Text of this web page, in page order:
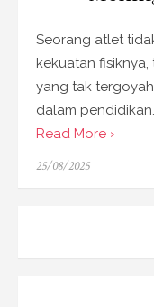
Seorang atlet
kekuatan
yang tak
dalam
Read More ›
Posted
25/08/2025